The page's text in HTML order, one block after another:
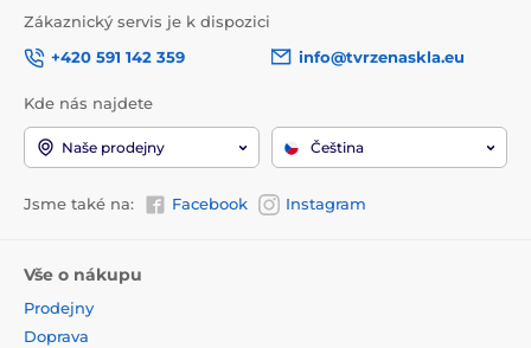
Zákaznický servis je k dispozici
+420 591 142 359
info@tvrzenaskla.eu
Kde nás najdete
Naše prodejny Čeština
Jsme také na: Facebook Instagram
Vše o nákupu
Prodejny
Doprava